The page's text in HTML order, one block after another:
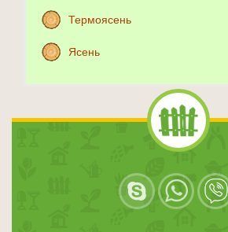
Термоясень
Ясень